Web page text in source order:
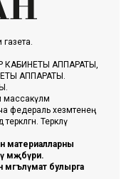
газета.
КАБИНЕТЫ АППАРАТЫ,
АППАРАТЫ.
массакүләм
федераль хезмәтенең
Теркәлү
материалларны
мәҗбүри.
мәгълүмат булырга